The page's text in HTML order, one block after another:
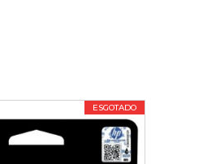
ESGOTADO